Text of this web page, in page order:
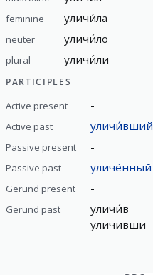
feminine уличи́ла
neuter уличи́ло
plural уличи́ли
PARTICIPLES
Active present -
Active past уличи́вший
Passive present -
Passive past уличённый
Gerund present -
Gerund past
уличи́в
уличивши